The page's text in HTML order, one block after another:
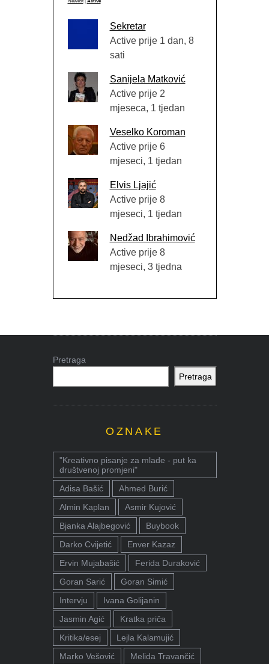
Sekretar
Active prije 1 dan, 8
sati
Sanijela Matković
Active prije 2
mjeseca, 1 tjedan
Veselko Koroman
Active prije 6
mjeseci, 1 tjedan
Elvis Ljajić
Active prije 8
mjeseci, 1 tjedan
Nedžad Ibrahimović
Active prije 8
mjeseci, 3 tjedna
Pretraga
Pretraga
OZNAKE
"Kreativno pisanje za mlade - put ka
društvenoj promjeni"
Adisa Bašić
Ahmed Burić
Almin Kaplan
Asmir Kujović
Bjanka Alajbegović
Buybook
Darko Cvijetić
Enver Kazaz
Ervin Mujabašić
Ferida Duraković
Goran Sarić
Goran Simić
Intervju
Ivana Golijanin
Jasmin Agić
Kratka priča
Kritika/esej
Lejla Kalamujić
Marko Vešović
Melida Travančić